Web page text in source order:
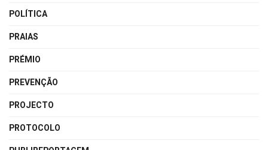
POLÍTICA
PRAIAS
PRÉMIO
PREVENÇÃO
PROJECTO
PROTOCOLO